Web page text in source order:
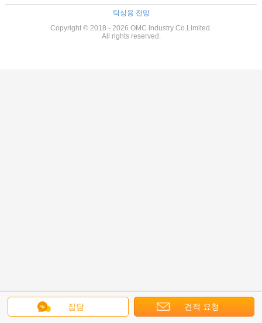
잡담 견적 요청
탁상용 전망
Copyright © 2018 - 2026 OMC Industry Co.Limited.
All rights reserved.